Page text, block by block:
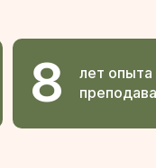
8
лет опыта